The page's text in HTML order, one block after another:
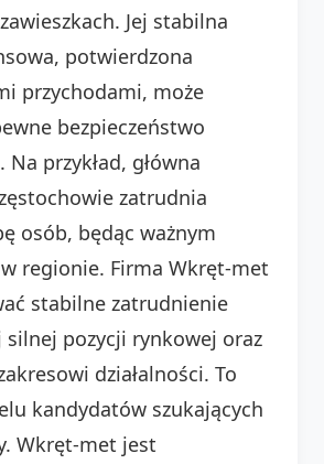
Jej stabilna
potwierdzona
przychodami, może
bezpieczeństwo
przykład, główna
zatrudnia
osób, będąc ważnym
regionie. Firma Wkręt-met
stabilne zatrudnienie
silnej pozycji rynkowej oraz
działalności. To
kandydatów szukających
Wkręt-met jest